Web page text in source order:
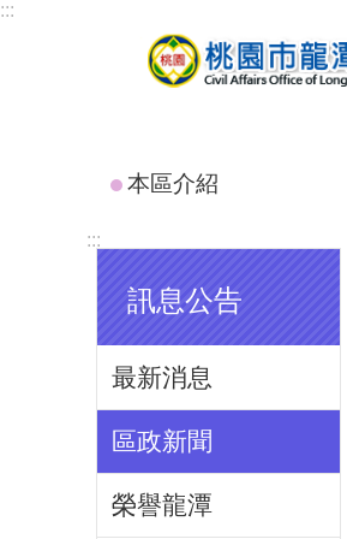
跳到主要內容區塊
:::
本區介紹
:::
訊息公告
最新消息
區政新聞
榮譽龍潭